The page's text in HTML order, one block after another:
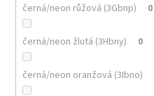
černá/neon růžová (3Gbnp) 0
černá/neon žlutá (3Hbny) 0
černá/neon oranžová (3Ibno)